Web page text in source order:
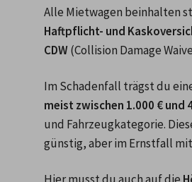
Haftpflicht- und
CDW
Im Schadenfall trägst du
meist zwischen 1.000 € und
und Fahrzeugkategorie.
günstig, aber im Ernstfall